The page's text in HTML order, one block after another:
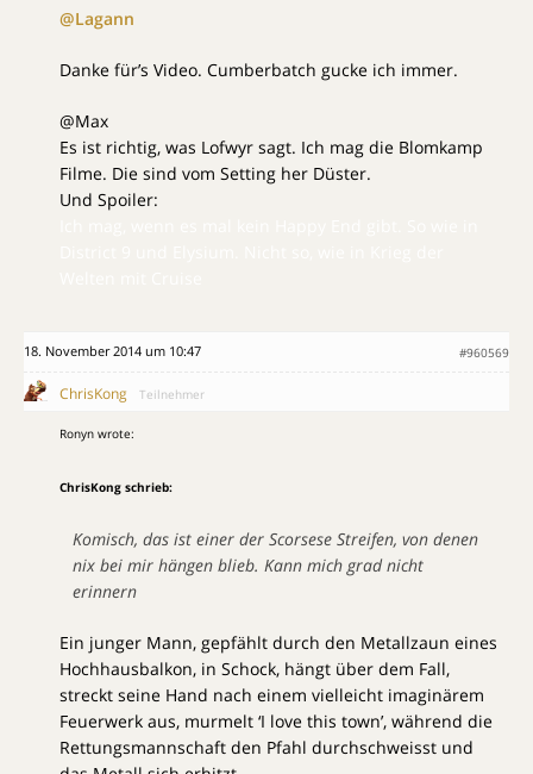
@Lagann
Danke für’s Video. Cumberbatch gucke ich immer.
@Max
Es ist richtig, was Lofwyr sagt. Ich mag die Blomkamp
Filme. Die sind vom Setting her Düster.
Und Spoiler:
18. November 2014 um 10:47 #960569
ChrisKong Teilnehmer
Ronyn wrote:
ChrisKong schrieb:
Komisch, das ist einer der Scorsese Streifen, von denen
nix bei mir hängen blieb. Kann mich grad nicht
erinnern
Ein junger Mann, gepfählt durch den Metallzaun eines
Hochhausbalkon, in Schock, hängt über dem Fall,
streckt seine Hand nach einem vielleicht imaginärem
Feuerwerk aus, murmelt ‘I love this town’, während die
Rettungsmannschaft den Pfahl durchschweisst und